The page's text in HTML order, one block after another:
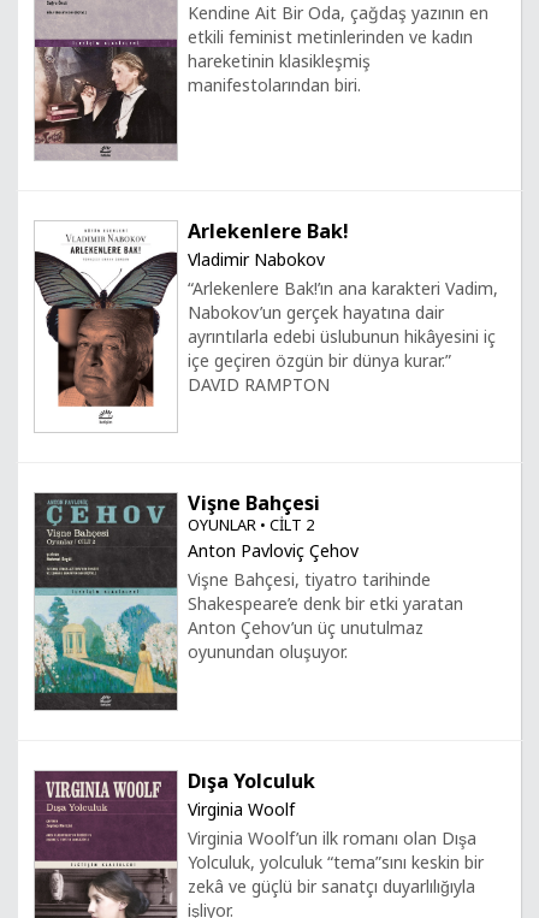
Kendine Ait Bir Oda, çağdaş yazının en
etkili feminist metinlerinden ve kadın
hareketinin klasikleşmiş
manifestolarından biri.
Arlekenlere Bak!
Vladimir Nabokov
“Arlekenlere Bak!’ın ana karakteri Vadim,
Nabokov’un gerçek hayatına dair
ayrıntılarla edebi üslubunun hikâyesini iç
içe geçiren özgün bir dünya kurar.”
DAVID RAMPTON
Vişne Bahçesi
OYUNLAR • CİLT 2
Anton Pavloviç Çehov
Vişne Bahçesi, tiyatro tarihinde
Shakespeare’e denk bir etki yaratan
Anton Çehov’un üç unutulmaz
oyunundan oluşuyor.
Dışa Yolculuk
Virginia Woolf
Virginia Woolf’un ilk romanı olan Dışa
Yolculuk, yolculuk “tema”sını keskin bir
zekâ ve güçlü bir sanatçı duyarlılığıyla
işliyor.